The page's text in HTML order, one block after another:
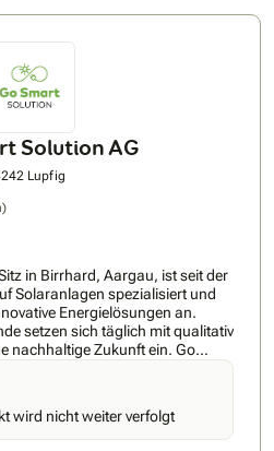
nachhaltige Lösungen für Ihre
Sie auf unsere Expertise für
Ihrer Photovoltaikprojekte!
Solution AG
Lupfig
in Birrhard, Aargau, ist seit der
Solaranlagen spezialisiert und
Energielösungen an.
setzen sich täglich mit qualitativ
nachhaltige Zukunft ein. Go
baut Solaranlagen von A bis Z
übernehmen die Beratung, den
für Speicher und Ladestationen
die Logistik, den Gerüstbau, den
die gesamte Elektroinstallation
wird nicht weiter verfolgt